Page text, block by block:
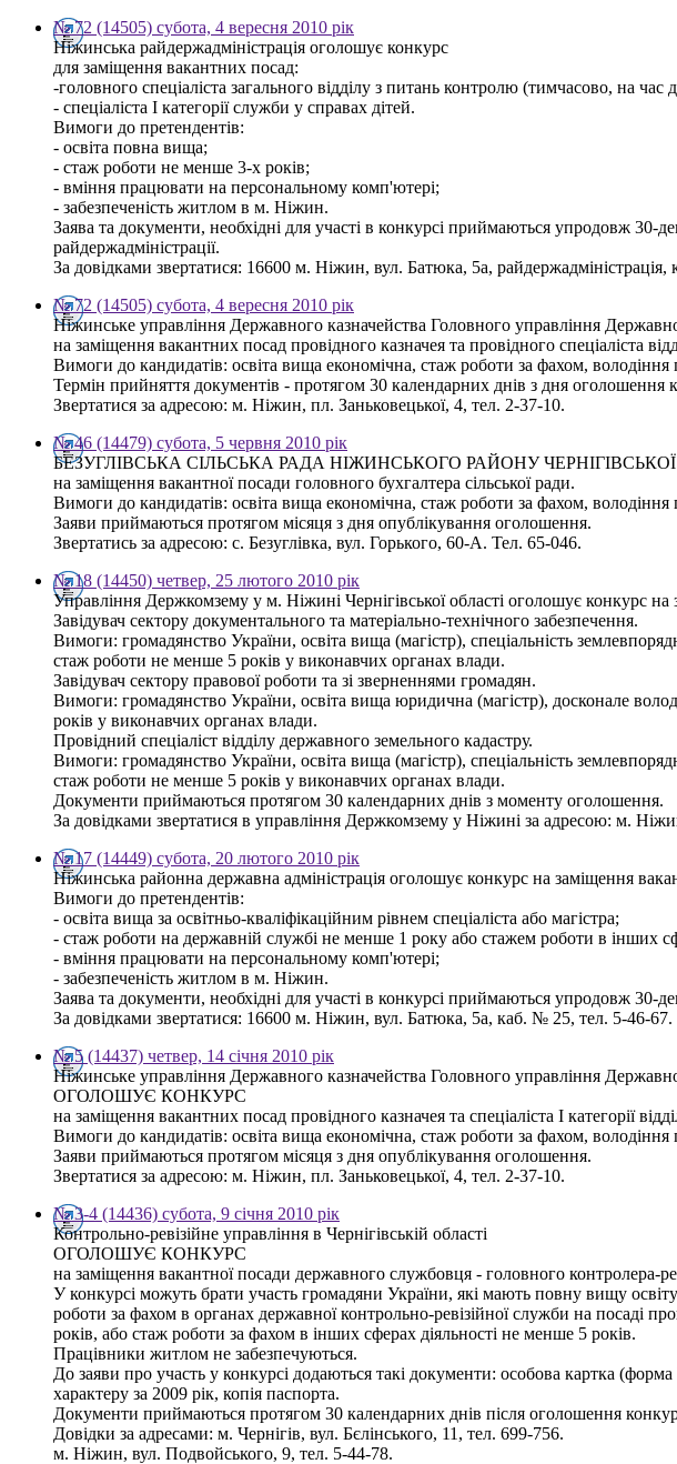
№ 72 (14505) субота, 4 вересня 2010 рік
Ніжинська райдержадміністрація оголошує конкурс
для заміщення вакантних посад:
-головного спеціаліста загального відділу з питань контролю (тимчасово, на час
- спеціаліста І категорії служби у справах дітей.
Вимоги до претендентів:
- освіта повна вища;
- стаж роботи не менше 3-х років;
- вміння працювати на персональному комп'ютері;
- забезпеченість житлом в м. Ніжин.
Заява та документи, необхідні для участі в конкурсі приймаються упродовж
райдержадміністрації.
За довідками звертатися: 16600 м. Ніжин, вул. Батюка, 5а,
№ 72 (14505) субота, 4 вересня 2010 рік
Ніжинське управління Державного казначейства Головного управління
на заміщення вакантних посад провідного казначея та провідного спеціаліста
Вимоги до кандидатів: освіта вища економічна, стаж роботи за фахом,
Термін прийняття документів - протягом 30 календарних днів з дня оголошення
Звертатися за адресою: м. Ніжин, пл. Заньковецької, 4, тел. 2-37-10.
№ 46 (14479) субота, 5 червня 2010 рік
БЕЗУГЛІВСЬКА СІЛЬСЬКА РАДА НІЖИНСЬКОГО РАЙОНУ
на заміщення вакантної посади головного бухгалтера сільської ради.
Вимоги до кандидатів: освіта вища економічна, стаж роботи за фахом,
Заяви приймаються протягом місяця з дня опублікування оголошення.
Звертатись за адресою: с. Безуглівка, вул. Горького, 60-А. Тел. 65-046.
№ 18 (14450) четвер, 25 лютого 2010 рік
Управління Держкомзему у м. Ніжині Чернігівської області оголошує конкурс
Завідувач сектору документального та матеріально-технічного забезпечення.
Вимоги: громадянство України, освіта вища (магістр), спеціальність
стаж роботи не менше 5 років у виконавчих органах влади.
Завідувач сектору правової роботи та зі зверненнями громадян.
Вимоги: громадянство України, освіта вища юридична (магістр), досконале
років у виконавчих органах влади.
Провідний спеціаліст відділу державного земельного кадастру.
Вимоги: громадянство України, освіта вища (магістр), спеціальність
стаж роботи не менше 5 років у виконавчих органах влади.
Документи приймаються протягом 30 календарних днів з моменту оголошення.
За довідками звертатися в управління Держкомзему у Ніжині за адресою: м.
№ 17 (14449) субота, 20 лютого 2010 рік
Ніжинська районна державна адміністрація оголошує конкурс на заміщення
Вимоги до претендентів:
- освіта вища за освітньо-кваліфікаційним рівнем спеціаліста або магістра;
- стаж роботи на державній службі не менше 1 року або стажем роботи в інших
- вміння працювати на персональному комп'ютері;
- забезпеченість житлом в м. Ніжин.
Заява та документи, необхідні для участі в конкурсі приймаються упродовж 30-
За довідками звертатися: 16600 м. Ніжин, вул. Батюка, 5а, каб. № 25, тел. 5-46-67.
№ 5 (14437) четвер, 14 січня 2010 рік
Ніжинське управління Державного казначейства Головного управління
ОГОЛОШУЄ КОНКУРС
на заміщення вакантних посад провідного казначея та спеціаліста І категорії
Вимоги до кандидатів: освіта вища економічна, стаж роботи за фахом,
Заяви приймаються протягом місяця з дня опублікування оголошення.
Звертатися за адресою: м. Ніжин, пл. Заньковецької, 4, тел. 2-37-10.
№ 3-4 (14436) субота, 9 січня 2010 рік
Контрольно-ревізійне управління в Чернігівській області
ОГОЛОШУЄ КОНКУРС
на заміщення вакантної посади державного службовця - головного контролера-
У конкурсі можуть брати участь громадяни України, які мають повну вищу
роботи за фахом в органах державної контрольно-ревізійної служби на посаді
років, або стаж роботи за фахом в інших сферах діяльності не менше 5 років.
Працівники житлом не забезпечуються.
До заяви про участь у конкурсі додаються такі документи: особова картка
характеру за 2009 рік, копія паспорта.
Документи приймаються протягом 30 календарних днів після оголошення
Довідки за адресами: м. Чернігів, вул. Бєлінського, 11, тел. 699-756.
м. Ніжин, вул. Подвойського, 9, тел. 5-44-78.